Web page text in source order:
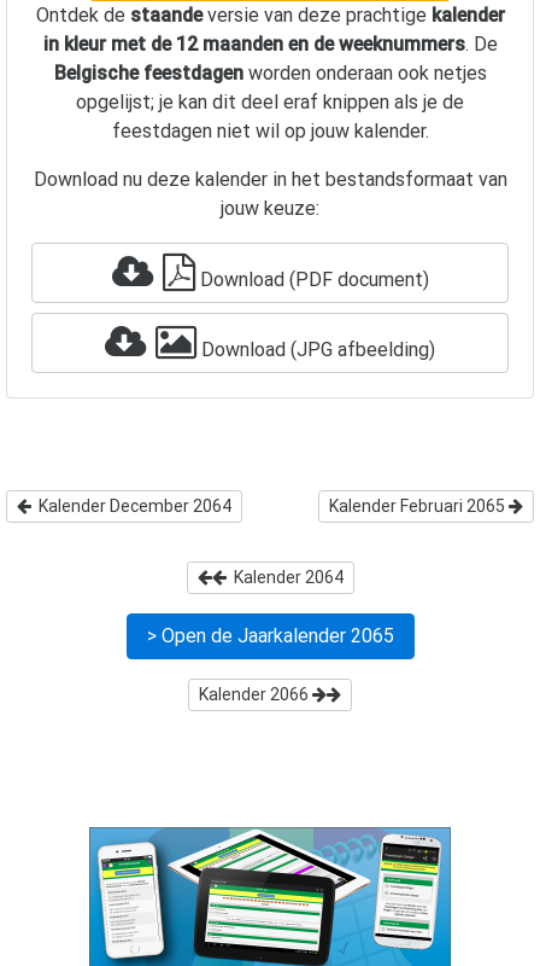
Ontdek de staandeversie van deze prachtige kalender
in kleur met de 12 maanden en de weeknummers. De
Belgische feestdagenworden onderaan ook netjes
opgelijst; je kan dit deel eraf knippen als je de
feestdagen niet wil op jouw kalender.
Download nu deze kalender in het bestandsformaat van
jouw keuze:
Download (PDF document)
Download (JPG afbeelding)
Kalender December 2064 Kalender Februari 2065
Kalender 2064
> Open de Jaarkalender 2065
Kalender 2066